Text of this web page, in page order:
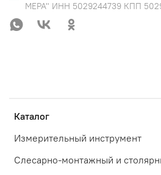
Каталог
Измерительный инструмент
Слесарно-монтажный и
МЕРА" ИНН 5029244739 КПП